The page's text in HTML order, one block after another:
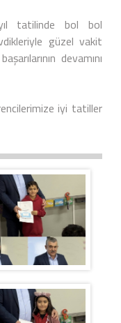
yıl tatilinde bol bol
güzel vakit
devamını
iyi tatiller